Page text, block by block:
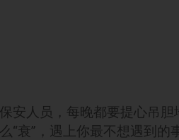
安人员，每晚都要提心吊
“衰”，遇上你最不想遇到的